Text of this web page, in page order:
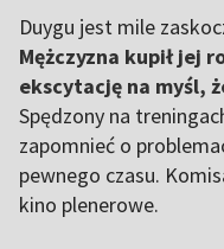
Duygu jest mile
Mężczyzna kupił jej
ekscytację na myśl,
Spędzony na
zapomnieć o
pewnego czasu.
kino plenerowe.